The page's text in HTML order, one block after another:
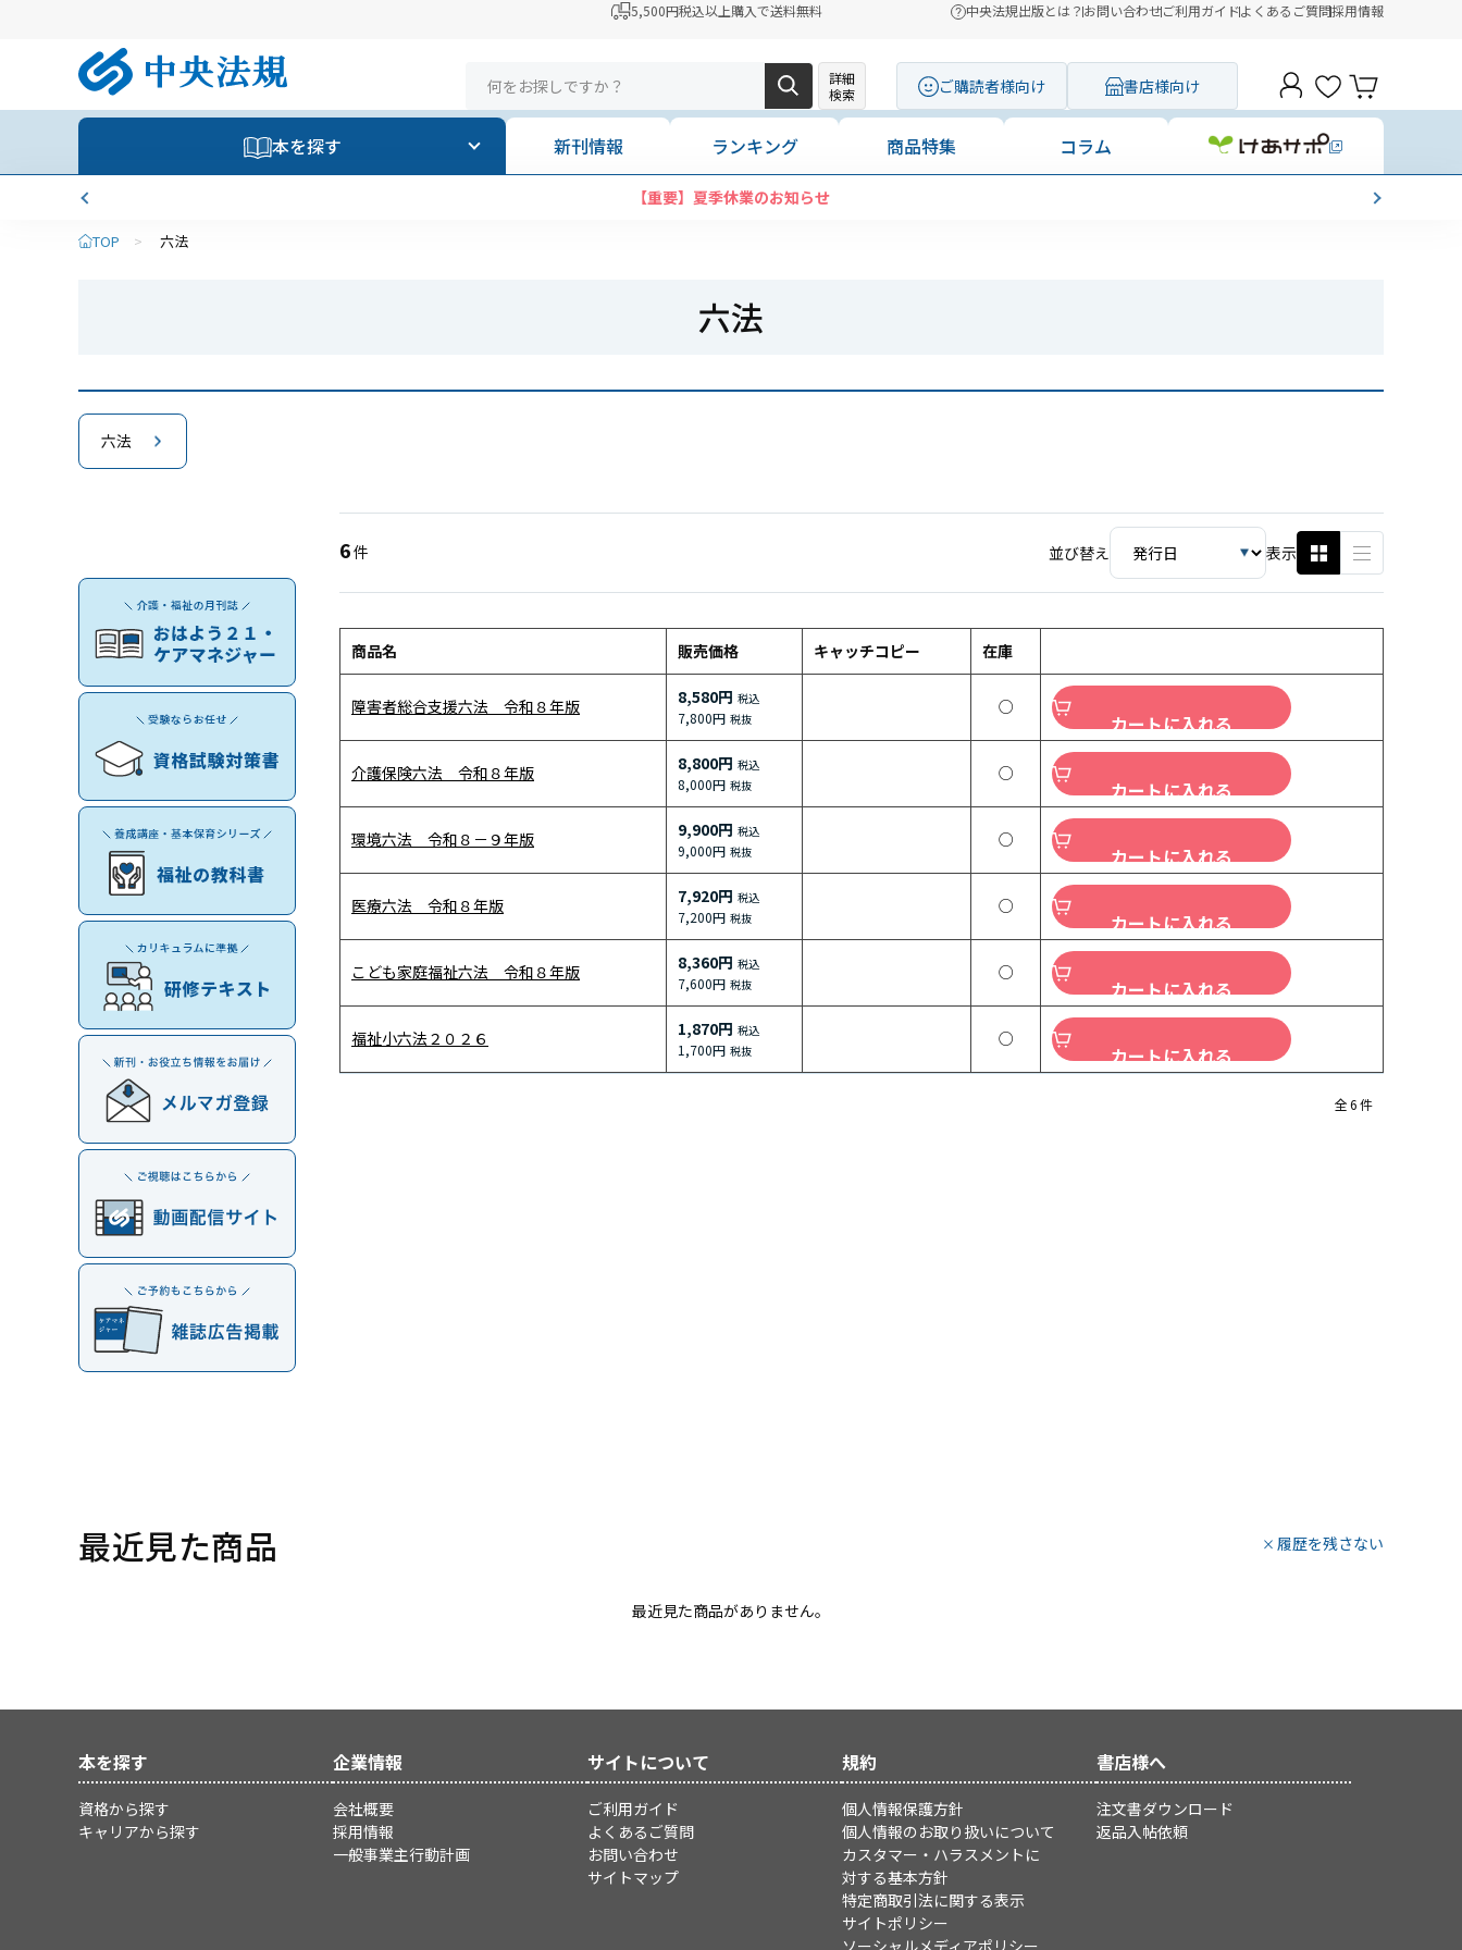
5,500円税込以上購入で送料無料 中央法規出版とは？お問い合わせご利用ガイドよくあるご質問採用情報
詳細
検索
ご購読者様向け 書店様向け
本を探す 新刊情報 ランキング 商品特集 コラム
【重要】夏季休業のお知らせ
TOP > 六法
六法
六法
並び替え 表示
6件
商品名 販売価格 キャッチコピー 在庫
障害者総合支援六法 令和８年版 8,580円
7,800円
○
カートに入れる
介護保険六法 令和８年版 8,800円
8,000円
○
カートに入れる
環境六法 令和８－９年版 9,900円
9,000円
○
カートに入れる
医療六法 令和８年版 7,920円
7,200円
○
カートに入れる
こども家庭福祉六法 令和８年版 8,360円
7,600円
○
カートに入れる
福祉小六法２０２６ 1,870円
1,700円
○
カートに入れる
全6件
最近見た商品
最近見た商品がありません。
履歴を残さない
本を探す
資格から探す
キャリアから探す
企業情報
会社概要
採用情報
一般事業主行動計画
サイトについて
ご利用ガイド
よくあるご質問
お問い合わせ
サイトマップ
規約
個人情報保護方針
個人情報のお取り扱いについて
カスタマー・ハラスメントに
対する基本方針
特定商取引法に関する表示
サイトポリシー
ソーシャルメディアポリシー
書店様へ
注文書ダウンロード
返品入帖依頼